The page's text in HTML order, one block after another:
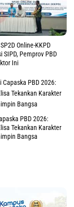
Online-KKPD
SIPD, Pemprov PBD
Ini
PBD 2026:
Tekankan Karakter
Bangsa